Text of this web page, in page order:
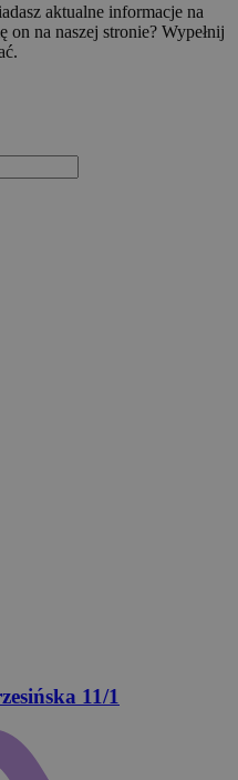
aktualne informacje na
on na naszej stronie? Wypełnij
11/1